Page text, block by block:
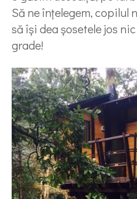
Să ne înțelegem, copilul
să își dea șosetele jos
grade!